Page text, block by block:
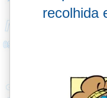
recolhida